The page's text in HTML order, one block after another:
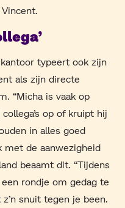
Vincent.
typeert ook zijn
als zijn directe
“Micha is vaak op
op of kruipt hij
in alles goed
met de aanwezigheid
beaamt dit. “Tijdens
rondje om gedag te
snuit tegen je been.